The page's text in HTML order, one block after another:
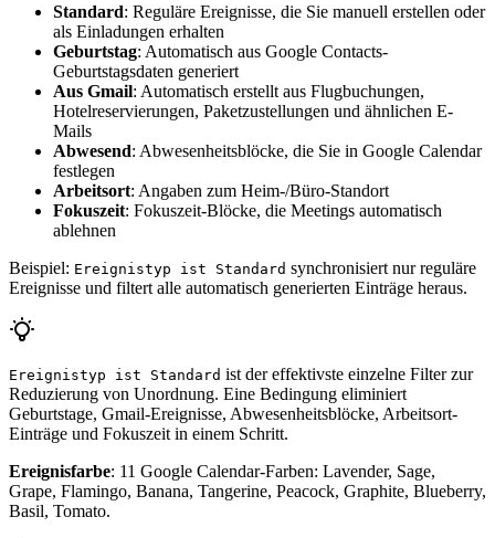
Standard: Reguläre Ereignisse, die Sie manuell erstellen oder
als Einladungen erhalten
Geburtstag: Automatisch aus Google Contacts-
Geburtstagsdaten generiert
Aus Gmail: Automatisch erstellt aus Flugbuchungen,
Hotelreservierungen, Paketzustellungen und ähnlichen E-
Mails
Abwesend: Abwesenheitsblöcke, die Sie in Google Calendar
festlegen
Arbeitsort: Angaben zum Heim-/Büro-Standort
Fokuszeit: Fokuszeit-Blöcke, die Meetings automatisch
ablehnen
Beispiel: Ereignistyp ist Standard synchronisiert nur reguläre
Ereignisse und filtert alle automatisch generierten Einträge heraus.
Ereignistyp ist Standard ist der effektivste einzelne Filter zur
Reduzierung von Unordnung. Eine Bedingung eliminiert
Geburtstage, Gmail-Ereignisse, Abwesenheitsblöcke, Arbeitsort-
Einträge und Fokuszeit in einem Schritt.
Ereignisfarbe: 11 Google Calendar-Farben: Lavender, Sage,
Grape, Flamingo, Banana, Tangerine, Peacock, Graphite, Blueberry,
Basil, Tomato.